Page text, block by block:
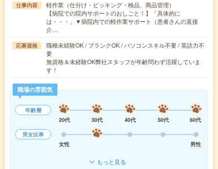
仕事内容
軽作業（仕分け・ピッキング・検品、商品管理）
【病院での院内サポートのおしごと！】「具体的に
は・・・」▼病院内での軽作業サポート（患者さんの直接
介…
応募資格
職種未経験OK / ブランクOK / パソコンスキル不要 / 英語力不
要
無資格＆未経験OK弊社スタッフが年齢問わず活躍していま
す！
職場の雰囲気
年齢層
20代
30代 40代 50代
60代
男女比率
女性
男性
もっと見る